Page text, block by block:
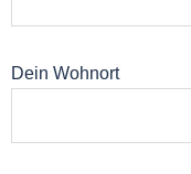
Dein Wohnort